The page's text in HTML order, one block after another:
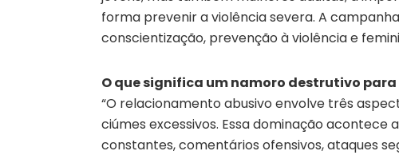
forma prevenir a violência severa. A
conscientização, prevenção à violência e
O que significa um namoro destrutivo
“O relacionamento abusivo envolve três
ciúmes excessivos. Essa dominação
constantes, comentários ofensivos, ataques